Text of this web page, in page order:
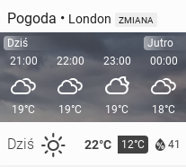
Pogoda • London ZMIANA
Dziś
21:00
19°C
Dziś 22°C 12°C 41
22:00
19°C
23:00
19°C
Jutro
00:00
18°C